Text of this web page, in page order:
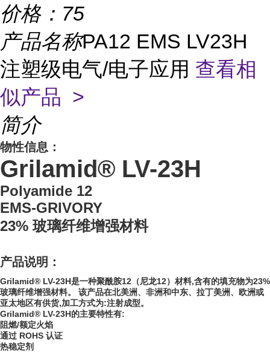
价格： 75
产品名称PA12 EMS LV23H
注塑级电气/电子应用 查看相
似产品 >
简介
物性信息：
Grilamid® LV-23H
Polyamide 12
EMS-GRIVORY
23% 玻璃纤维增强材料
产品说明：
Grilamid® LV-23H是一种聚酰胺12（尼龙12）材料,含有的填充物为23%
玻璃纤维增强材料。 该产品在北美洲、非洲和中东、拉丁美洲、欧洲或
亚太地区有供货,加工方式为:注射成型。
Grilamid® LV-23H的主要特性有:
阻燃/额定火焰
通过 ROHS 认证
热稳定剂